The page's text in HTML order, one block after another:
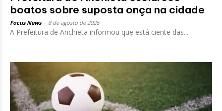
boatos sobre suposta onça na cidade
Focus News 8 de agosto de 2026
A Prefeitura de Anchieta informou que está ciente das...